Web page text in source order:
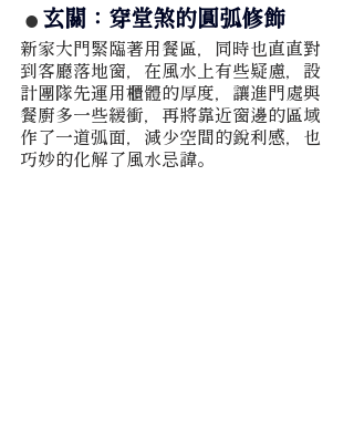
● 玄關：穿堂煞的圓弧修飾
新家大門緊臨著用餐區，同時也直直對
到客廳落地窗，在風水上有些疑慮，設
計團隊先運用櫃體的厚度，讓進門處與
餐廚多一些緩衝，再將靠近窗邊的區域
作了一道弧面，減少空間的銳利感，也
巧妙的化解了風水忌諱。